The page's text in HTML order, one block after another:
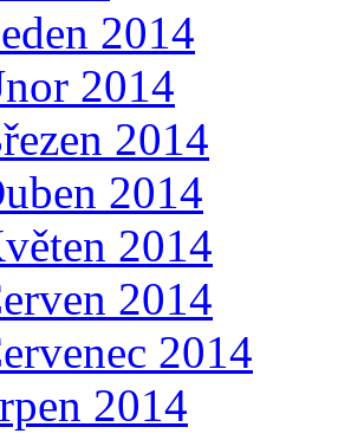
2014
2014
2014
2014
2014
2014
2014
2014